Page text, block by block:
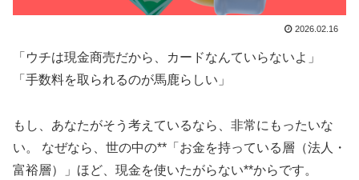
2026.02.16
「ウチは現金商売だから、カードなんていらないよ」
「手数料を取られるのが馬鹿らしい」
もし、あなたがそう考えているなら、非常にもったいな
い。 なぜなら、世の中の**「お金を持っている層（法人・
富裕層）」ほど、現金を使いたがらない**からです。